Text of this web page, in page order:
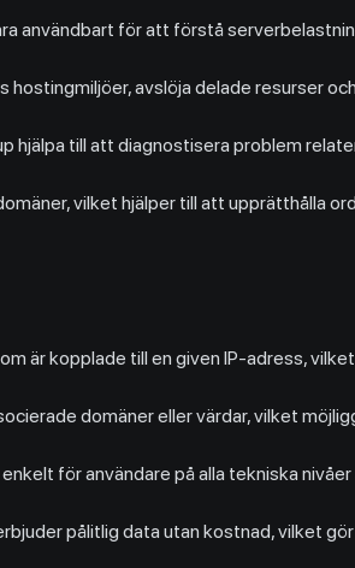
användbart för att förstå
hostingmiljöer, avslöja delade resurser
hjälpa till att diagnostisera problem
vilket hjälper till att upprätthålla
är kopplade till en given IP-adress,
domäner eller värdar, vilket
för användare på alla tekniska
pålitlig data utan kostnad, vilket